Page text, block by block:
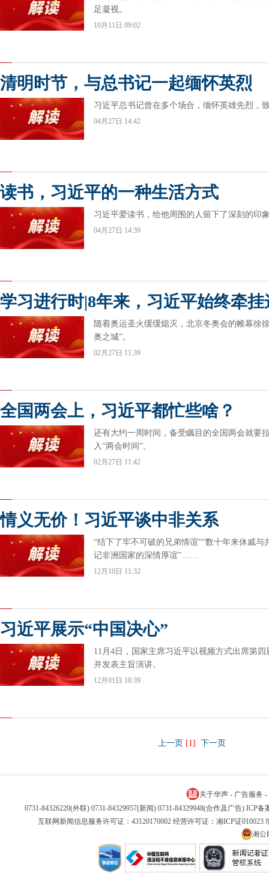
足凝视。
10月11日 09:02
清明时节，与总书记一起缅怀英烈
习近平总书记曾在多个场合，缅怀英雄先烈，
04月27日 14:42
读书，习近平的一种生活方式
习近平爱读书，给他周围的人留下了深刻的印
04月27日 14:39
学习进行时|8年来，习近平始终牵挂
随着奥运圣火缓缓熄灭，北京冬奥会的帷幕徐
奥之城”。
02月27日 11:39
全国两会上，习近平都忙些啥？
还有大约一周时间，备受瞩目的全国两会就要
入“两会时间”。
02月27日 11:42
情义无价！习近平谈中非关系
“结下了牢不可破的兄弟情谊”“数十年来休戚与
记非洲国家的深情厚谊”……
12月10日 11:32
习近平展示“中国决心”
11月4日，国家主席习近平以视频方式出席第
并发表主旨演讲。
12月01日 10:39
上一页 [1] 下一页
关于华声 - 广告服务 -
0731-84326220(外联) 0731-84329957(新闻) 0731-84329948(合作及广告) ICP备
互联网新闻信息服务许可证：43120170002 经营许可证：湘ICP证
湘公